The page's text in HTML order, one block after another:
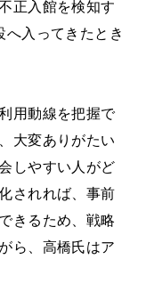
正入館を検知す
へ入ってきたとき
用動線を把握で
大変ありがたい
しやすい人がど
されれば、事前
きるため、戦略
ら、高橋氏はア